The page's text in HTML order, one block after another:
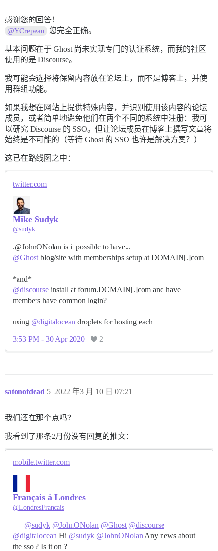
感谢您的回答！
@YCrepeau 您完全正确。
基本问题在于 Ghost 尚未实现专门的认证系统，而我的社区
使用的是 Discourse。
我可能会选择将保留内容放在论坛上，而不是博客上，并使
用群组功能。
如果我想在网站上提供特殊内容，并识别使用该内容的论坛
成员，或者简单地避免他们在两个不同的系统中注册：我可
以研究 Discourse 的 SSO。但让论坛成员在博客上撰写文章将
始终是不可能的（等待 Ghost 的 SSO 也许是解决方案？）
这已在路线图之中：
twitter.com
Mike Sudyk
@sudyk
@Ghost blog/site with memberships setup at DOMAIN[.]com
@discourse install at forum.DOMAIN[.]com and have
members have common login?
using @digitalocean droplets for hosting each
3:53 PM - 30 Apr 2020 2
satonotdead 2022 年3 月 10 日 07:21
5
我们还在那个点吗？
我看到了那条2月份没有回复的推文：
mobile.twitter.com
Français à Londres
@LondresFrancais
@sudyk @JohnONolan @Ghost @discourse
@digitalocean Hi @sudyk @JohnONolan Any news about
the sso ? Is it on ?